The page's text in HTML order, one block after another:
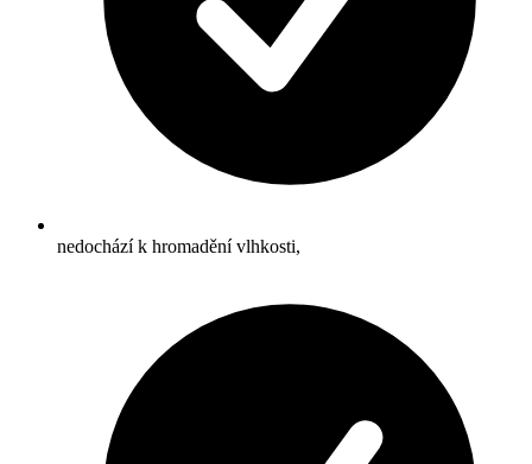
nedochází k hromadění vlhkosti,